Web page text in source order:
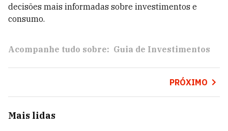
decisões mais informadas sobre investimentos e
consumo.
Acompanhe tudo sobre: Guia de Investimentos
PRÓXIMO
Mais lidas